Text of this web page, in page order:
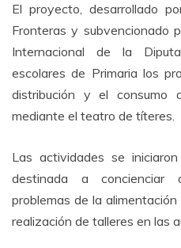
El proyecto, desarrollado
Fronteras y subvencionado
Internacional de la
escolares de Primaria los
distribución y el consumo
mediante el teatro de títeres.
Las actividades se
destinada a concienciar
problemas de la
realización de talleres en las